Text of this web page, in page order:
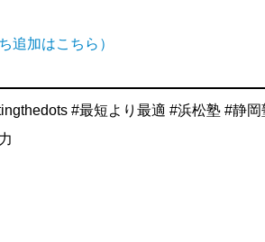
追加はこちら）
#最短より最適 #浜松塾 #静